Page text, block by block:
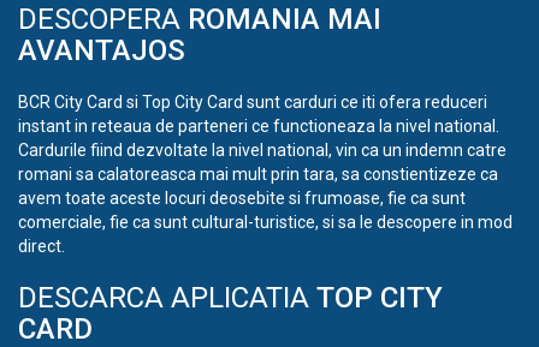
DESCOPERA ROMANIA MAI
AVANTAJOS
BCR City Card si Top City Card sunt carduri ce iti ofera reduceri
instant in reteaua de parteneri ce functioneaza la nivel national.
Cardurile fiind dezvoltate la nivel national, vin ca un indemn catre
romani sa calatoreasca mai mult prin tara, sa constientizeze ca
avem toate aceste locuri deosebite si frumoase, fie ca sunt
comerciale, fie ca sunt cultural-turistice, si sa le descopere in mod
direct.
DESCARCA APLICATIA TOP CITY
CARD